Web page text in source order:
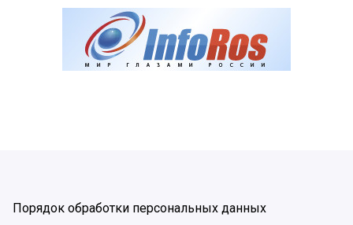
Порядок обработки персональных данных